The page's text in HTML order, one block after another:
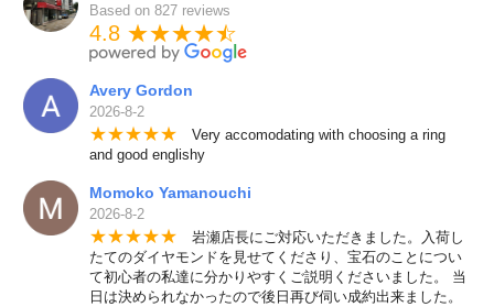
Based on 827 reviews
4.8 ★★★★★
☆
Avery Gordon
2026-8-2
★★★★★ Very accomodating with choosing a ring
and good englishy
Momoko Yamanouchi
2026-8-2
★★★★★ 岩瀬店長にご対応いただきました。入荷し
たてのダイヤモンドを見せてくださり、宝石のことについ
て初心者の私達に分かりやすくご説明くださいました。 当
日は決められなかったので後日再び伺い成約出来ました。